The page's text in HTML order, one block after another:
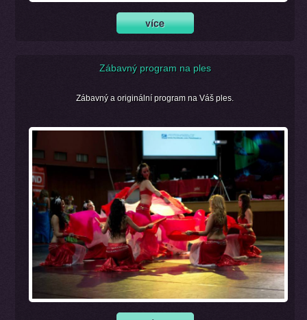
Zábavný program na ples
Zábavný a originální program na Váš ples.